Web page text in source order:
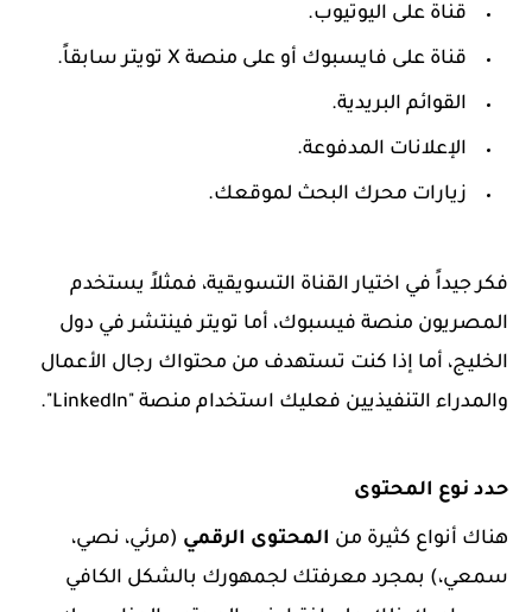
قناة على اليوتيوب.
قناة على فايسبوك أو على منصة X تويتر سابقاً.
القوائم البريدية.
الإعلانات المدفوعة.
زيارات محرك البحث لموقعك.
فكر جيداً في اختيار القناة التسويقية، فمثلاً يستخدم
المصريون منصة فيسبوك، أما تويتر فينتشر في دول
الخليج، أما إذا كنت تستهدف من محتواك رجال الأعمال
والمدراء التنفيذيين فعليك استخدام منصة "Linkedln".
حدد نوع المحتوى
هناك أنواع كثيرة من المحتوى الرقمي (مرئي، نصي،
سمعي،) بمجرد معرفتك لجمهورك بالشكل الكافي